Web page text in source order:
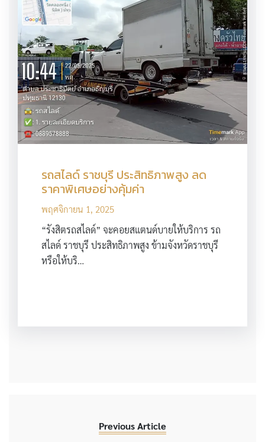
รถสไลด์ ราชบุรี ประสิทธิภาพสูง ลด
ราคาพิเศษอย่างคุ้มค่า
พฤศจิกายน 1, 2025
“รังสิตรถสไลด์” จะคอยสแตนด์บายให้บริการ รถ
สไลด์ ราชบุรี ประสิทธิภาพสูง ข้ามจังหวัดราชบุรี
หรือให้บริ…
Previous Article